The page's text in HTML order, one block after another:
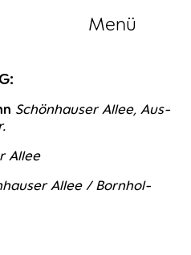
Menü
Schön­hau­ser Allee, Aus­
Allee
Allee / Born­hol­